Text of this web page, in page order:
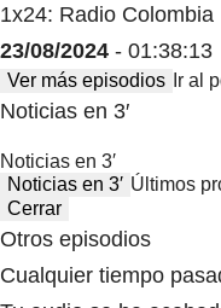
1x24: Radio Colombia
23/08/2024 - 01:38:13
Ver más episodios Ir al
Noticias en 3′
Noticias en 3′
Noticias en 3′ Últimos
Cerrar
Otros episodios
Cualquier tiempo